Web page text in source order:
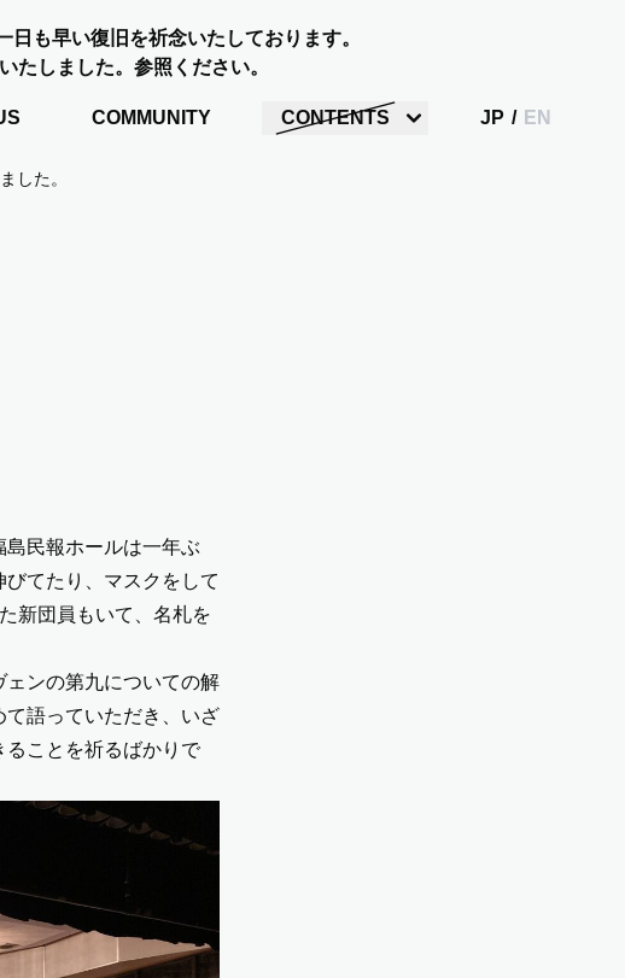
も早い復旧を祈念いたしております。
たしました。参照ください。
COMMUNITY CONTENTS JP / EN
した。
民報ホールは一年ぶ
てたり、マスクをして
新団員もいて、名札を
ンの第九についての解
語っていただき、いざ
ことを祈るばかりで